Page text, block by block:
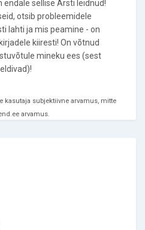
endale sellise Arsti leidnud!
otsib probleemidele
lahti ja mis peamine - on
kiiresti! On võtnud
mineku ees (sest
kasutaja subjektiivne arvamus, mitte
arvamus.